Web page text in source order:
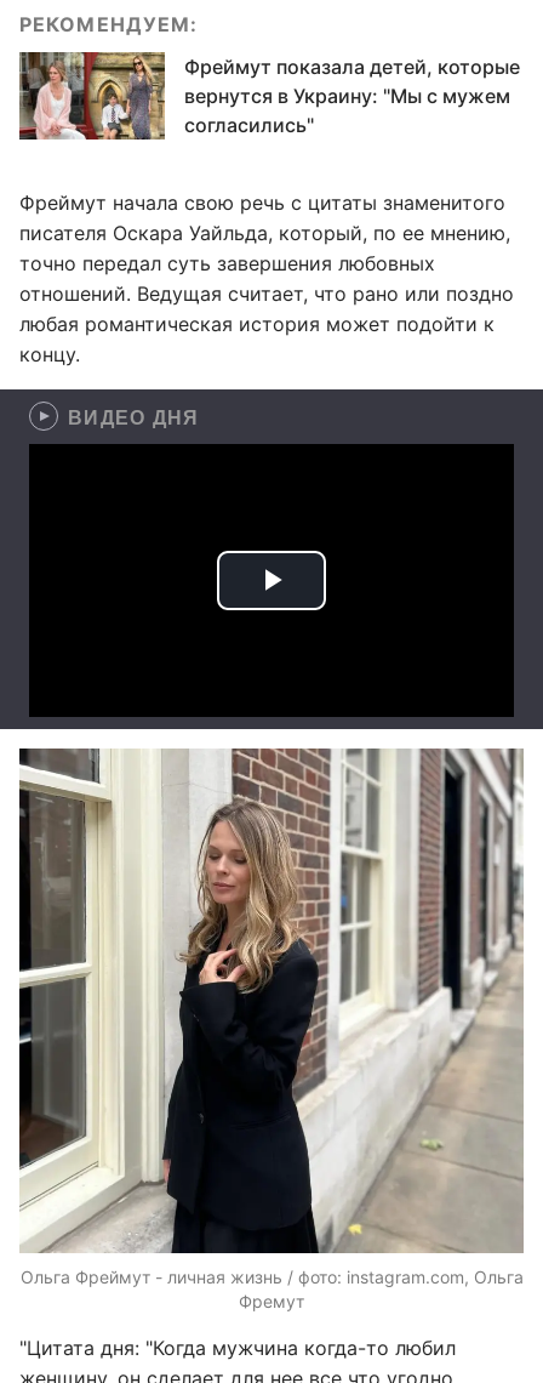
РЕКОМЕНДУЕМ:
Фреймут показала детей, которые
вернутся в Украину: "Мы с мужем
согласились"
Фреймут начала свою речь с цитаты знаменитого
писателя Оскара Уайльда, который, по ее мнению,
точно передал суть завершения любовных
отношений. Ведущая считает, что рано или поздно
любая романтическая история может подойти к
концу.
ВИДЕО ДНЯ
Ольга Фреймут - личная жизнь / фото: instagram.com, Ольга
Фремут
"Цитата дня: "Когда мужчина когда-то любил
женщину, он сделает для нее все что угодно,